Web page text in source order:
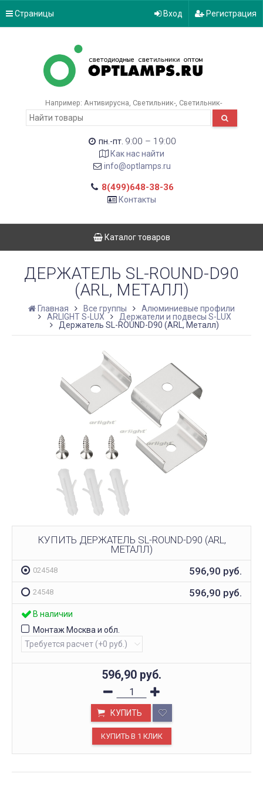
Страницы Вход Регистрация
Например: Антивирусна Светильник- Светильник-
пн.-пт. 9:00 – 19:00
Как нас найти
info@optlamps.ru
8(499)648-38-36
Контакты
Каталог товаров
ДЕРЖАТЕЛЬ SL-ROUND-D90
(ARL, МЕТАЛЛ)
Главная Все группы
Алюминиевые профили
ARLIGHT S-LUX
Держатели и подвесы S-LUX
Держатель SL-ROUND-D90 (ARL, Металл)
КУПИТЬ ДЕРЖАТЕЛЬ SL-ROUND-D90 (ARL,
МЕТАЛЛ)
024548 596,90 руб.
24548 596,90 руб.
В наличии
Монтаж Москва и обл.
596,90 руб.
КУПИТЬ